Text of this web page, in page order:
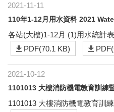
2021-11-11
110年1-12月用水資料 2021
各站(大樓)1-12月 (1)用水統計
PDF(70.1 KB)
2021-10-12
1101013 大樓消防機電教育訓練
1101013 大樓消防機電教育訓